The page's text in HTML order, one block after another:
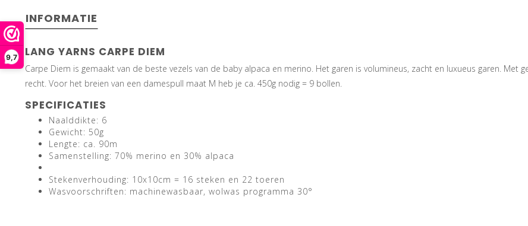
9,7
INFORMATIE
LANG YARNS CARPE DIEM
Carpe Diem is gemaakt van de beste vezels van de baby alpaca en merino. Het garen is volumineus, zacht en luxueus garen.
recht. Voor het breien van een damespull maat M heb je ca. 450g nodig = 9 bollen.
SPECIFICATIES
Naalddikte: 6
Gewicht: 50g
Lengte: ca. 90m
Samenstelling: 70% merino en 30% alpaca
Stekenverhouding: 10x10cm = 16 steken en 22 toeren
Wasvoorschriften: machinewasbaar, wolwas programma 30°